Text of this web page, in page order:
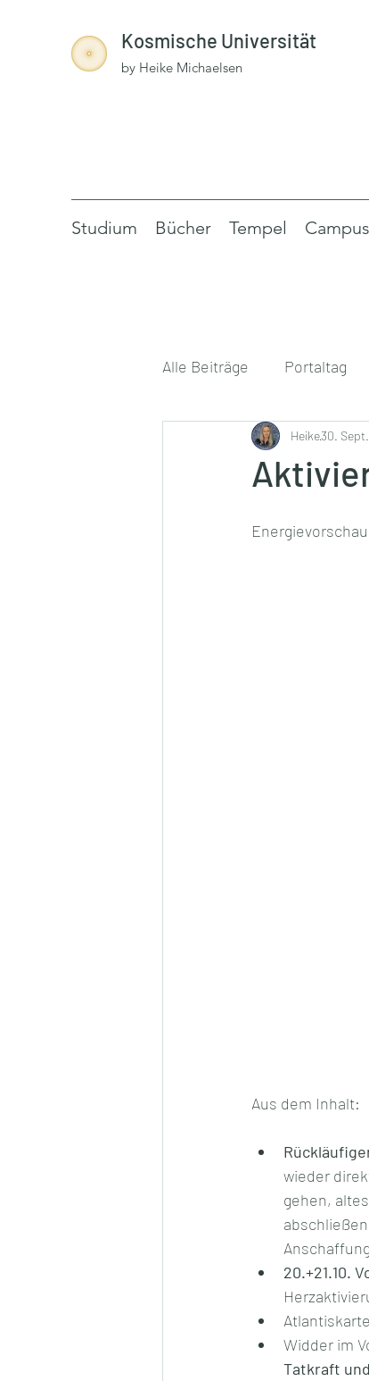
Kosmische Universität
by Heike Michaelsen
Studium Bücher Tempel Campus
Alle Beiträge Portaltag
Ernährung Heike30.
Aus dem Inhalt:
wieder
gehen,
20.+21.10.
Widder im
Tatkraft